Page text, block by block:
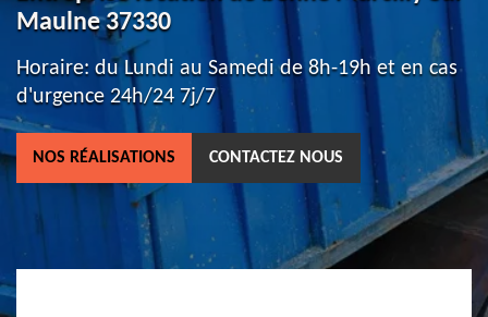
Maulne 37330
Horaire: du Lundi au Samedi de 8h-19h et en cas
d'urgence 24h/24 7j/7
NOS RÉALISATIONS CONTACTEZ NOUS